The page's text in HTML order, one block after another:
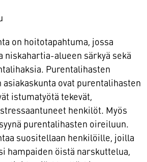
on hoitotapahtuma, jossa
niskahartia-alueen särkyä sekä
Purentalihasten
ovat purentalihasten
istumatyötä tekevät,
henkilöt. Myös
purentalihasten oireiluun.
suositellaan henkilöille, joilla
hampaiden öistä narskuttelua,